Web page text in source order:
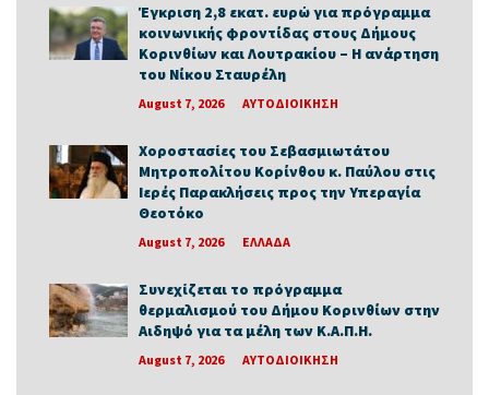
Έγκριση 2,8 εκατ. ευρώ για πρόγραμμα
κοινωνικής φροντίδας στους Δήμους
Κορινθίων και Λουτρακίου – Η ανάρτηση
του Νίκου Σταυρέλη
August 7, 2026 ΑΥΤΟΔΙΟΙΚΗΣΗ
Χοροστασίες του Σεβασμιωτάτου
Μητροπολίτου Κορίνθου κ. Παύλου στις
Ιερές Παρακλήσεις προς την Υπεραγία
Θεοτόκο
August 7, 2026 ΕΛΛΑΔΑ
Συνεχίζεται το πρόγραμμα
θερμαλισμού του Δήμου Κορινθίων στην
Αιδηψό για τα μέλη των Κ.Α.Π.Η.
August 7, 2026 ΑΥΤΟΔΙΟΙΚΗΣΗ